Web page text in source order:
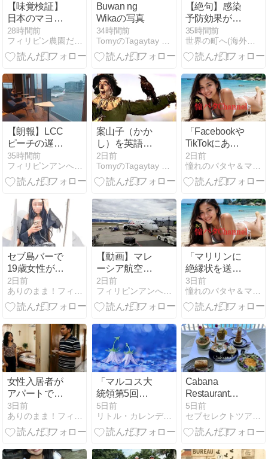
【味覚検証】
日本のマヨネ
ーズとフィリ
ピンのマヨネ
ーズ、どっち
てみたら
28時間前
フィリピン農園だより、自給自足生活、猫ちゃん、七面鳥、犬
Buwan ng
Wikaの写真
34時間前
TomyのTagaytay 子育てLife
【絶句】感染
予防効果がな
いのに接種証
明で入国やホ
テル割引して
い日本！
35時間前
世界の町へ(海外早期リタイア生活)
【朗報】LCC
ピーチの遅延
や欠航の補償
が手厚くな
る！
35時間前
フィリピンアンへレス情報Smile
案山子（かか
し）を英語で
何と言うか？
知ってまし
た？
2日前
TomyのTagaytay 子育てLife
「Facebookや
TikTokにあな
たをUPする
ね」
2日前
憧れのパタヤ＆マニラ・ライフ
セブ島バーで
19歳女性が客
２人○○を
CCTVが捉え
た！酔ってい
2日前
ありのまま！フィリピンニュース＠セブ島発信
【動画】マレ
ーシア航空の
パイロットが
ジャカルタへ
薬物を大量密
2日前
フィリピンアンへレス情報Smile
「マリリンに
絶縁状を送っ
た結果」
3日前
憧れのパタヤ＆マニラ・ライフ
女性入居者が
アパートで家
主の息子に強
○に遭い、11
回も○され‥
3日前
ありのまま！フィリピンニュース＠セブ島発信
「マルコス大
統領第5回
SONA（施政
方針演説）」
ほか【フィリ
ヤ・セブのニ
5日前
リトル・カレンデリア | セブの小さなタクシー屋さん
Cabana
Restaurant｜
マクタン島の
海が見える人
気レストラ
チ＆おすすめ
5日前
セブセレクトツアーズ マガジン